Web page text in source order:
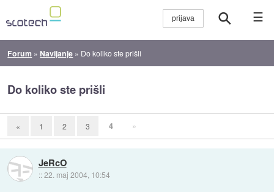
☰
Forum » Navijanje » Do koliko ste prišli
Do koliko ste prišli
« 1 2 3 4 »
JeRcO
::22. maj 2004, 10:54